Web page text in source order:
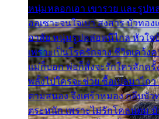
หนุ่มหลอกเอา เขารวย และรูปห
ออเซาะจนใจเบา สงสาร บัวทอง
อาลัย หนุ่มรูปหล่อหนีไกล หัวใจ
เพราะเป็นโรครักจาง ชีวิตเคว้ง
แม่ก็บอก พ่อก็สั่งจะรักใครสักครั้
พลั้งไปใครจะช่วย ซื้อเปลมาไก
ตามสนอง จึงเศร้าหมอง กลีบบัว
ตระหนัก เพราะไม่รักโคลนตม